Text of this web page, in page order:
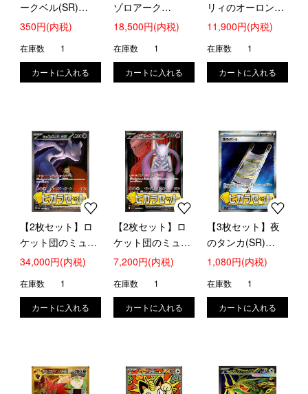
ークベル(SR)
(105/081)【ヒカラ
350円(内税)
在庫数 1
ゾロアーク
ex(SAR)(242/193)
18,500円(内税)
在庫数 1
リィのオーロンゲ
ex(SAR)(243/193)
11,900円(内税)
在庫数 1
【2枚セット】ロ
ケット団のミュウ
ツーex(SAR)
セット】
34,000円(内税)
在庫数 1
【2枚セット】ロ
ケット団のミュウ
ツーex(114/098
ト】
7,200円(内税)
在庫数 1
【3枚セット】夜
のタンカ(SR)
(083/063)【ヒカラ
1,080円(内税)
在庫数 1